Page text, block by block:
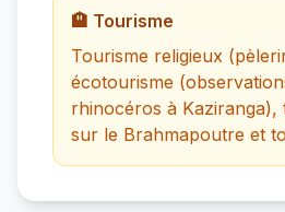
🏨 Tourisme
Tourisme religieux
écotourisme
rhinocéros à Kaziranga),
sur le Brahmapoutre et